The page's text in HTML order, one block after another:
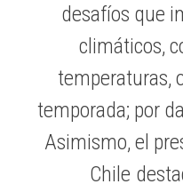
desafíos que
climáticos,
temperaturas,
temporada; por
Asimismo, el
Chile